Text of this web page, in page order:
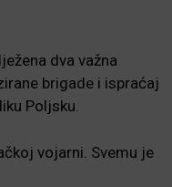
dva važna
brigade i ispraćaj
Poljsku.
vojarni. Svemu je